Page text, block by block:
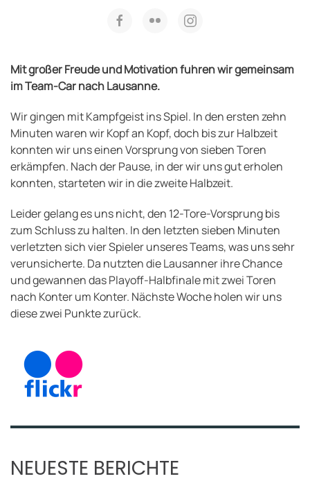
Mit großer Freude und Motivation fuhren wir gemeinsam
im Team-Car nach Lausanne.
Wir gingen mit Kampfgeist ins Spiel. In den ersten zehn
Minuten waren wir Kopf an Kopf, doch bis zur Halbzeit
konnten wir uns einen Vorsprung von sieben Toren
erkämpfen. Nach der Pause, in der wir uns gut erholen
konnten, starteten wir in die zweite Halbzeit.
Leider gelang es uns nicht, den 12-Tore-Vorsprung bis
zum Schluss zu halten. In den letzten sieben Minuten
verletzten sich vier Spieler unseres Teams, was uns sehr
verunsicherte. Da nutzten die Lausanner ihre Chance
und gewannen das Playoff-Halbfinale mit zwei Toren
nach Konter um Konter. Nächste Woche holen wir uns
diese zwei Punkte zurück.
NEUESTE BERICHTE